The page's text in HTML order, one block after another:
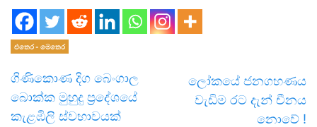
එතෙර - මෙතෙර
ගිණිකොණ දිග බෙංගාල
බොක්ක මුහුදු ප්‍රදේශයේ
කැළඹිලි ස්වභාවයක්
ලෝකයේ ජනගහණය
වැඩිම රට දැන් චීනය
නොවේ !